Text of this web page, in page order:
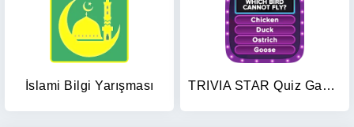
İslami Bilgi Yarışması TRIVIA STAR Quiz Games Offline